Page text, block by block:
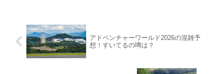
アドベンチャーワールド2026の混雑予
想！すいてるの噂は？